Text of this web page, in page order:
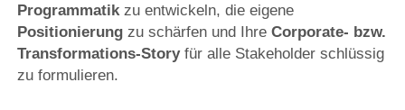
Programmatikzu entwickeln, die eigene
Positionierungzu schärfen und Ihre Corporate- bzw.
Transformations-Storyfür alle Stakeholder schlüssig
zu formulieren.